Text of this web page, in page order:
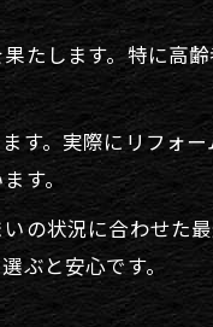
たします。特に高
す。実際にリフォ
す。
の状況に合わせた
ぶと安心です。